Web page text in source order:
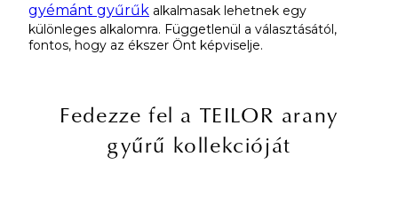
gyémánt gyűrűk alkalmasak lehetnek egy
különleges alkalomra. Függetlenül a választásától,
fontos, hogy az ékszer Önt képviselje.
Fedezze fel a TEILOR arany
gyűrű kollekcióját